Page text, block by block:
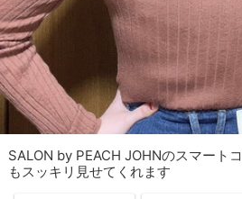
SALON by PEACH JOHNのスマート
もスッキリ見せてくれます